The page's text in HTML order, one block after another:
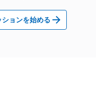
ョンを始める